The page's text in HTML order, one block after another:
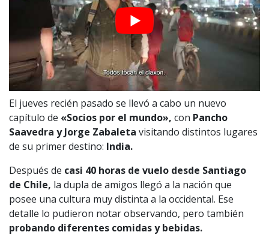
El jueves recién pasado se llevó a cabo un nuevo
capítulo de «Socios por el mundo», con Pancho
Saavedra y Jorge Zabaleta visitando distintos lugares
de su primer destino: India.
Después de casi 40 horas de vuelo desde Santiago
de Chile, la dupla de amigos llegó a la nación que
posee una cultura muy distinta a la occidental. Ese
detalle lo pudieron notar observando, pero también
probando diferentes comidas y bebidas.